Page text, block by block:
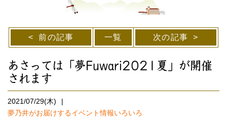
前の記事 一覧 次の記事
あさっては「夢Fuwari2021夏」が開催
されます
2021/07/29(木)
夢乃井がお届けするイベント情報いろいろ